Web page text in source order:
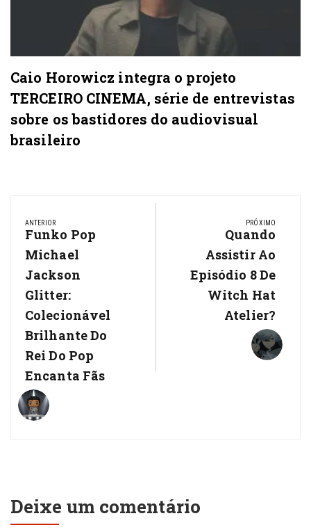
Caio Horowicz integra o projeto
TERCEIRO CINEMA, série de entrevistas
sobre os bastidores do audiovisual
brasileiro
de
Post
ANTERIOR
Previous
Post:
Funko Pop
Michael
Jackson
Glitter:
Colecionável
Brilhante Do
Rei Do Pop
Encanta Fãs
PRÓXIMO
Next
Post:
Quando
Assistir Ao
Episódio 8 De
Witch Hat
Atelier?
Deixe um comentário